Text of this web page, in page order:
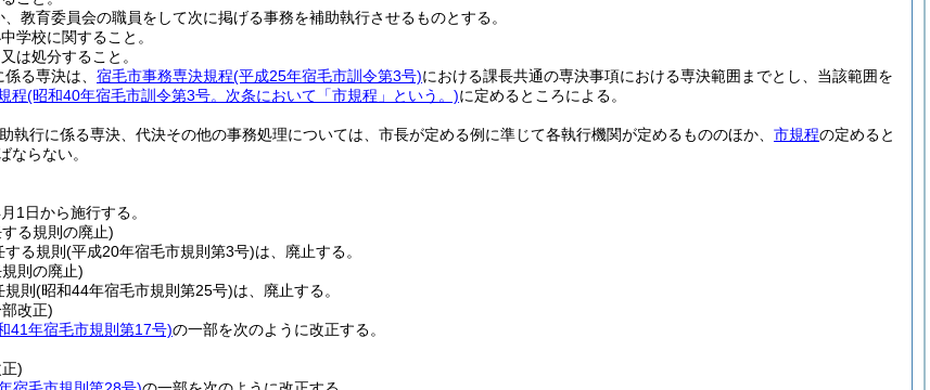
教育委員会の職員をして次に掲げる事務を補助執行させるものとする。
学校に関すること。
は処分すること。
る専決は、 宿毛市事務専決規程(平成25年宿毛市訓令第3号)における課長共通の専決事項における専決範囲までとし、当該範囲を
程(昭和40年宿毛市訓令第3号。次条において「市規程」という。)に定めるところによる。
執行に係る専決、代決その他の事務処理については、市長が定める例に準じて各執行機関が定めるもののほか、 市規程の定めると
ならない。
1日から施行する。
る規則の廃止)
る規則 (平成20年宿毛市規則第3号)は、廃止する。
則の廃止)
則 (昭和44年宿毛市規則第25号)は、廃止する。
改正)
41年宿毛市規則第17号)の一部を次のように改正する。
)